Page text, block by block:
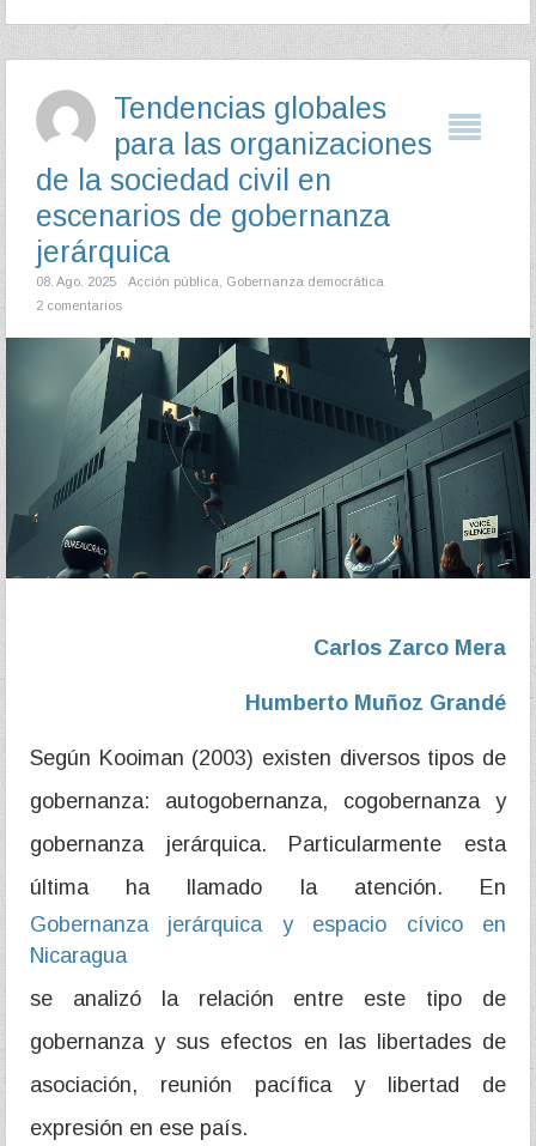
Tendencias globales
para las organizaciones
de la sociedad civil en
escenarios de gobernanza
jerárquica
08. Ago. 2025 Acción pública
Gobernanza democrática
2 comentarios
Carlos Zarco Mera
Humberto Muñoz Grandé
Según Kooiman (2003) existen diversos tipos de
gobernanza: autogobernanza, cogobernanza y
gobernanza jerárquica. Particularmente esta
última ha llamado la atención. En
Gobernanza jerárquica y espacio cívico en
Nicaragua
se analizó la relación entre este tipo de
gobernanza y sus efectos en las libertades de
asociación, reunión pacífica y libertad de
expresión en ese país.